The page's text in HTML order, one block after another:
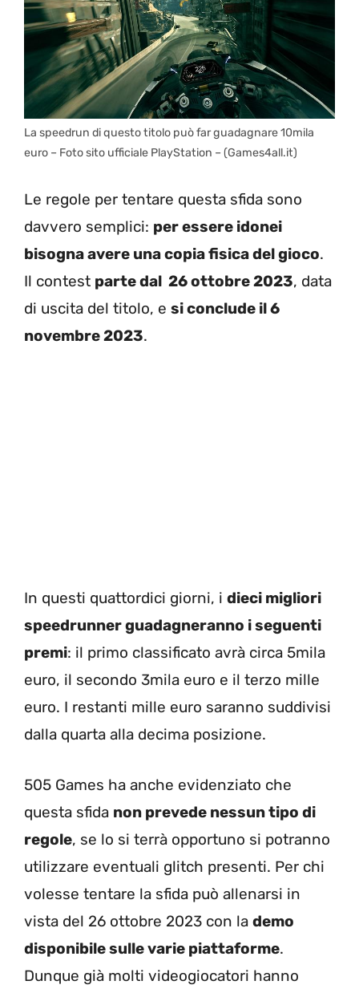
La speedrun di questo titolo può far guadagnare 10mila
euro – Foto sito ufficiale PlayStation – (Games4all.it)
Le regole per tentare questa sfida sono
davvero semplici: per essere idonei
bisogna avere una copia fisica del gioco.
Il contest parte dal 26 ottobre 2023, data
di uscita del titolo, e si conclude il 6
novembre 2023.
In questi quattordici giorni, i dieci migliori
speedrunner guadagneranno i seguenti
premi: il primo classificato avrà circa 5mila
euro, il secondo 3mila euro e il terzo mille
euro. I restanti mille euro saranno suddivisi
dalla quarta alla decima posizione.
505 Games ha anche evidenziato che
questa sfida non prevede nessun tipo di
regole, se lo si terrà opportuno si potranno
utilizzare eventuali glitch presenti. Per chi
volesse tentare la sfida può allenarsi in
vista del 26 ottobre 2023 con la demo
disponibile sulle varie piattaforme.
Dunque già molti videogiocatori hanno